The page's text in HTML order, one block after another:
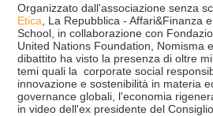
Organizzato dall'associazione senza
Etica , La Repubblica - Affari&Finanza
School, in collaborazione con
United Nations Foundation, Nomisma
dibattito ha visto la presenza di oltre
temi quali la corporate social
innovazione e sostenibilità in materia
governance globali, l'economia
in video dell'ex presidente del Consiglio